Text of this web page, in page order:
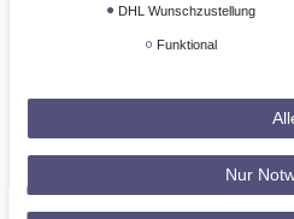
DHL Wunschzustellung
Funktional
Nur